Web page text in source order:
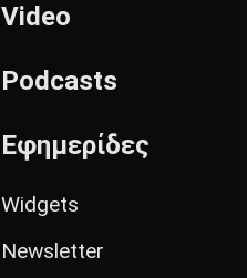
Video
Podcasts
Εφημερίδες
Widgets
Newsletter